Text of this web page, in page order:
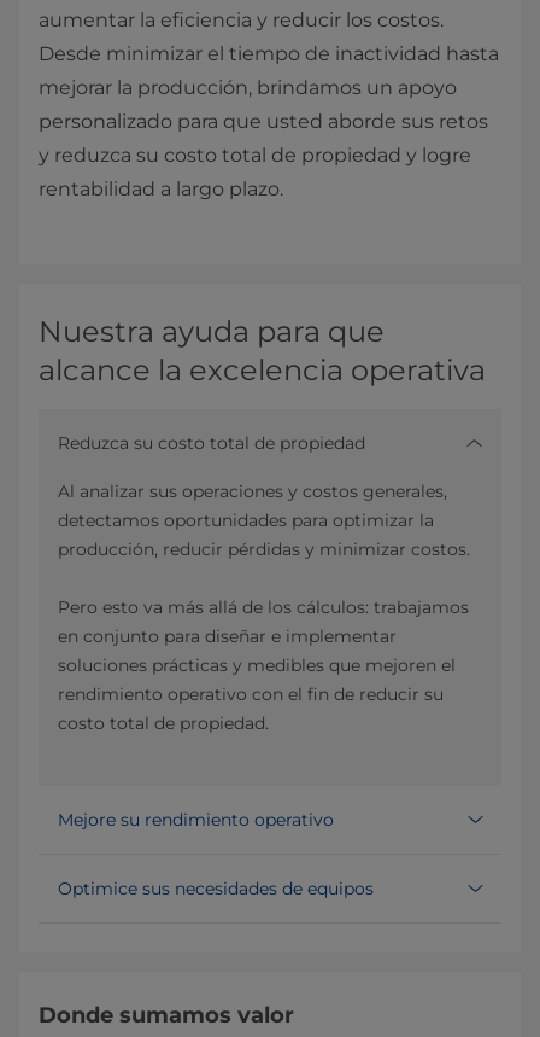
aumentar la eficiencia y reducir los costos.
Desde minimizar el tiempo de inactividad hasta
mejorar la producción, brindamos un apoyo
personalizado para que usted aborde sus retos
y reduzca su costo total de propiedad y logre
rentabilidad a largo plazo.
Nuestra ayuda para que
alcance la excelencia operativa
Reduzca su costo total de propiedad
Al analizar sus operaciones y costos generales,
detectamos oportunidades para optimizar la
producción, reducir pérdidas y minimizar costos.
Pero esto va más allá de los cálculos: trabajamos
en conjunto para diseñar e implementar
soluciones prácticas y medibles que mejoren el
rendimiento operativo con el fin de reducir su
costo total de propiedad.
Mejore su rendimiento operativo
Optimice sus necesidades de equipos
Donde sumamos valor